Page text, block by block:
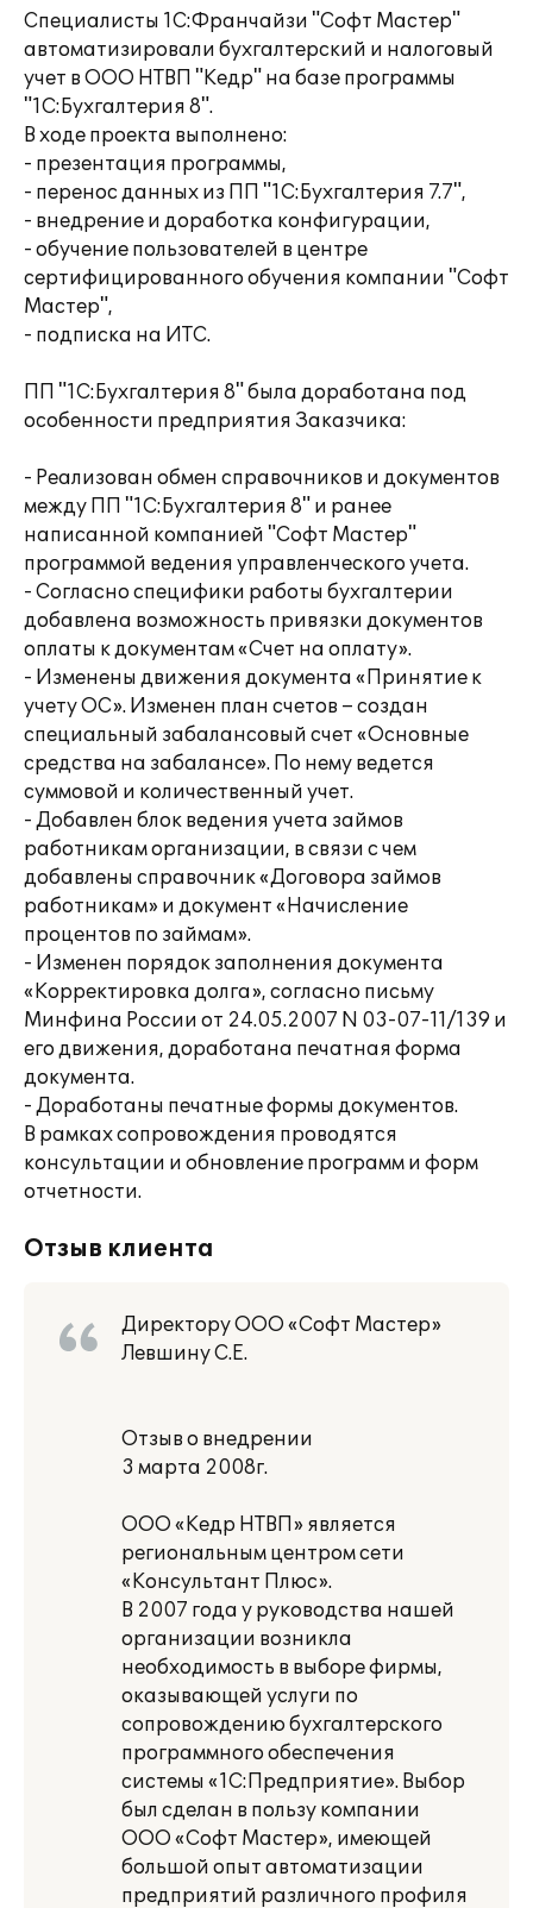
Специалисты 1С:Франчайзи "Софт Мастер"
автоматизировали бухгалтерский и налоговый
учет в ООО НТВП "Кедр" на базе программы
"1C:Бухгалтерия 8".
В ходе проекта выполнено:
- презентация программы,
- перенос данных из ПП "1С:Бухгалтерия 7.7",
- внедрение и доработка конфигурации,
- обучение пользователей в центре
сертифицированного обучения компании "Софт
Мастер",
- подписка на ИТС.
ПП "1С:Бухгалтерия 8" была доработана под
особенности предприятия Заказчика:
- Реализован обмен справочников и документов
между ПП "1С:Бухгалтерия 8" и ранее
написанной компанией "Софт Мастер"
программой ведения управленческого учета.
- Согласно специфики работы бухгалтерии
добавлена возможность привязки документов
оплаты к документам «Счет на оплату».
- Изменены движения документа «Принятие к
учету ОС». Изменен план счетов – создан
специальный забалансовый счет «Основные
средства на забалансе». По нему ведется
суммовой и количественный учет.
- Добавлен блок ведения учета займов
работникам организации, в связи с чем
добавлены справочник «Договора займов
работникам» и документ «Начисление
процентов по займам».
- Изменен порядок заполнения документа
«Корректировка долга», согласно письму
Минфина России от 24.05.2007 N 03-07-11/139 и
его движения, доработана печатная форма
документа.
- Доработаны печатные формы документов.
В рамках сопровождения проводятся
консультации и обновление программ и форм
отчетности.
Отзыв клиента
Директору ООО «Софт Мастер»
Левшину С.Е.
Отзыв о внедрении
3 марта 2008г.
ООО «Кедр НТВП» является
региональным центром сети
«Консультант Плюс».
В 2007 года у руководства нашей
организации возникла
необходимость в выборе фирмы,
оказывающей услуги по
сопровождению бухгалтерского
программного обеспечения
системы «1С:Предприятие». Выбор
был сделан в пользу компании
ООО «Софт Мастер», имеющей
большой опыт автоматизации
предприятий различного профиля